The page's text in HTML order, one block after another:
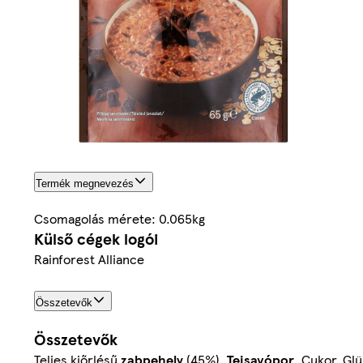
Termék megnevezés
Csomagolás mérete: 0.065kg
Külső cégek logói
Rainforest Alliance
Összetevők
Összetevők